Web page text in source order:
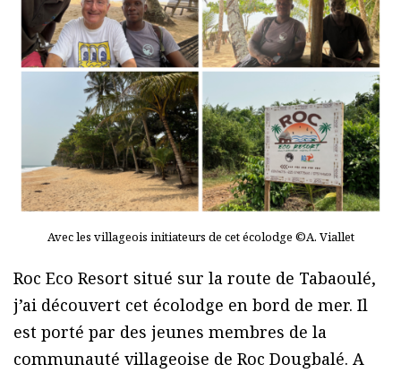
Avec les villageois initiateurs de cet écolodge ©A. Viallet
Roc Eco Resort situé sur la route de Tabaoulé,
j’ai découvert cet écolodge en bord de mer. Il
est porté par des jeunes membres de la
communauté villageoise de Roc Dougbalé. A